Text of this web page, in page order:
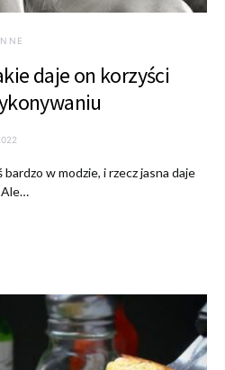
daje on korzyści
w modzie, i rzecz jasna daje
Ale…